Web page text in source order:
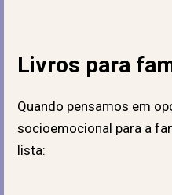
Livros para
Quando pensamos em
socioemocional para a
lista: